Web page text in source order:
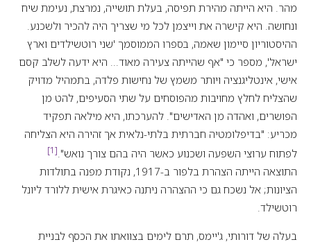
מהר. היא הייתה מהירת תפיסה, בעלת תושייה, נמרצת, נעימת שיח
ונחושה. היא קישרה את וייצמן לכל מי שצריך היה להכיר ולשכנע.
ההיסטוריון סיימון שאמה, בספרו הממוסמך 'שני רוטשילדים וארץ
ישראל', מספר כי "אף שהייתה צעירה מאוד... היא ידעה לשלב קסם
אישי, אינטליגנציה ויותר משמץ של נחישות פלדה, בתמהיל מדויק
שהצליח לחלץ מחויבות מהפוסחים על שתי הסעיפים, להט מן
הפושרים, ואהדה מן האדישים". להערכתו, היא מילאה תפקיד
מכריע: "בדיפלומטיה חברתית בלתי-נלאית אך זהירה היא הצליחה
לפתוח ערוצי השפעה ושכנוע כאשר היה בהם צורך נואש".[1]
התוצאה הייתה הצהרת בלפור ב-1917, נקודת מפנה בתולדות
הציונות; אל נשכח גם כי ההצהרה ניתנה כאיגרת אישית ללורד ליונל
רוטשילד.
בעלה של דורותי, ג'יימס, תרם לימים בצוואתו את הכסף לבניית